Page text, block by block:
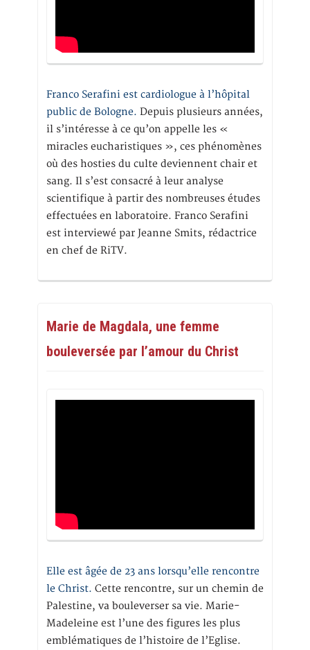
Franco Serafini est cardiologue à l’hôpital
public de Bologne. Depuis plusieurs années,
il s’intéresse à ce qu’on appelle les «
miracles eucharistiques », ces phénomènes
où des hosties du culte deviennent chair et
sang. Il s’est consacré à leur analyse
scientifique à partir des nombreuses études
effectuées en laboratoire. Franco Serafini
est interviewé par Jeanne Smits, rédactrice
en chef de RiTV.
Marie de Magdala, une femme
bouleversée par l’amour du Christ
Elle est âgée de 23 ans lorsqu’elle rencontre
le Christ. Cette rencontre, sur un chemin de
Palestine, va bouleverser sa vie. Marie-
Madeleine est l’une des figures les plus
emblématiques de l’histoire de l’Eglise.